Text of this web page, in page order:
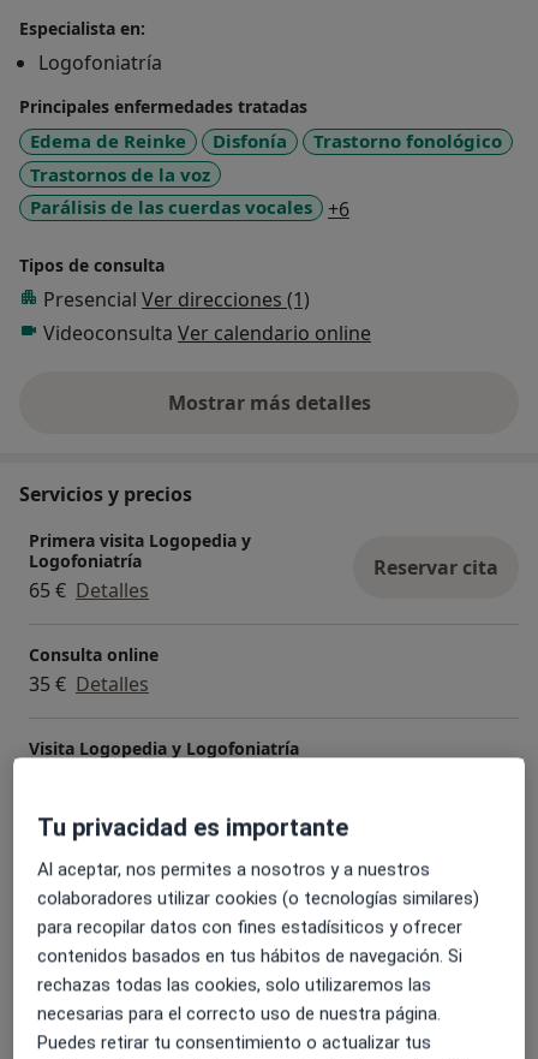
Especialista en:
Logofoniatría
Principales enfermedades tratadas
Edema de Reinke Disfonía
Trastorno fonológico
Trastornos de la voz
Parálisis de las cuerdas vocales
+6
Tipos de consulta
Presencial Ver direcciones (1)
Videoconsulta Ver calendario online
Mostrar más detalles
sobre la experiencia
Servicios y precios
Primera visita Logopedia y
Logofoniatría
65 € Detalles
Reservar cita
Consulta online
35 € Detalles
Visita Logopedia y Logofoniatría
Logopedia online
45 € - 65 € Detalles
Rehabilitación de trastornos de la voz
35 € Detalles
+ 5 servicios
Tu privacidad es importante
Al aceptar, nos permites a nosotros y a nuestros
colaboradores utilizar cookies (o tecnologías similares)
para recopilar datos con fines estadísiticos y ofrecer
contenidos basados en tus hábitos de navegación. Si
rechazas todas las cookies, solo utilizaremos las
necesarias para el correcto uso de nuestra página.
Puedes retirar tu consentimiento o actualizar tus